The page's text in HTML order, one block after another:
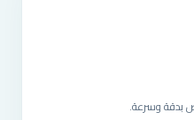
بدقة وسرعة.